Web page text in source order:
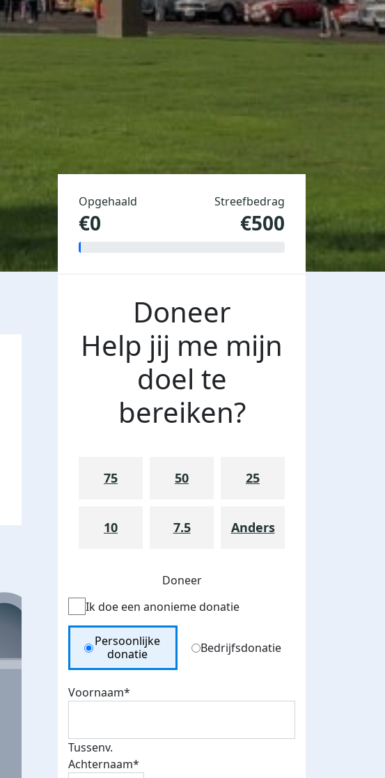
Opgehaald
€0
Streefbedrag
€500
Doneer
Help jij me mijn
doel te
bereiken?
75 50 25
10 7.5 Anders
Doneer
Ik doe een anonieme donatie
Donation Type
Persoonlijke
donatie
Bedrijfsdonatie
Voornaam*
Tussenv.
Achternaam*